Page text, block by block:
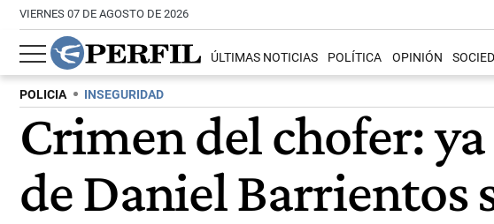
VIERNES 07 DE AGOSTO DE 2026
ÚLTIMAS NOTICIAS POLÍTICA OPINIÓN
POLICIA INSEGURIDAD
Crimen del chofer:
de Daniel Barrientos